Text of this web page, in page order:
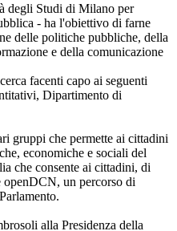
degli Studi di Milano per
- ha l'obiettivo di farne
delle politiche pubbliche, della
e della comunicazione
facenti capo ai seguenti
Dipartimento di
gruppi che permette ai cittadini
economiche e sociali del
che consente ai cittadini, di
openDCN, un percorso di
alla Presidenza della